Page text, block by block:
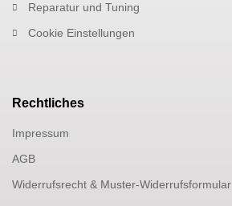
Reparatur und Tuning
Cookie Einstellungen
Rechtliches
Impressum
AGB
Widerrufsrecht & Muster-Widerrufsformular